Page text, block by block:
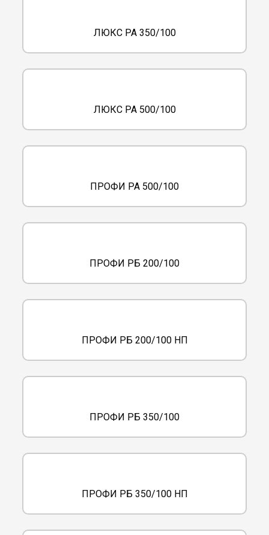
ЛЮКС РА 350/100
ЛЮКС РА 500/100
ПРОФИ РА 500/100
ПРОФИ РБ 200/100
ПРОФИ РБ 200/100 НП
ПРОФИ РБ 350/100
ПРОФИ РБ 350/100 НП